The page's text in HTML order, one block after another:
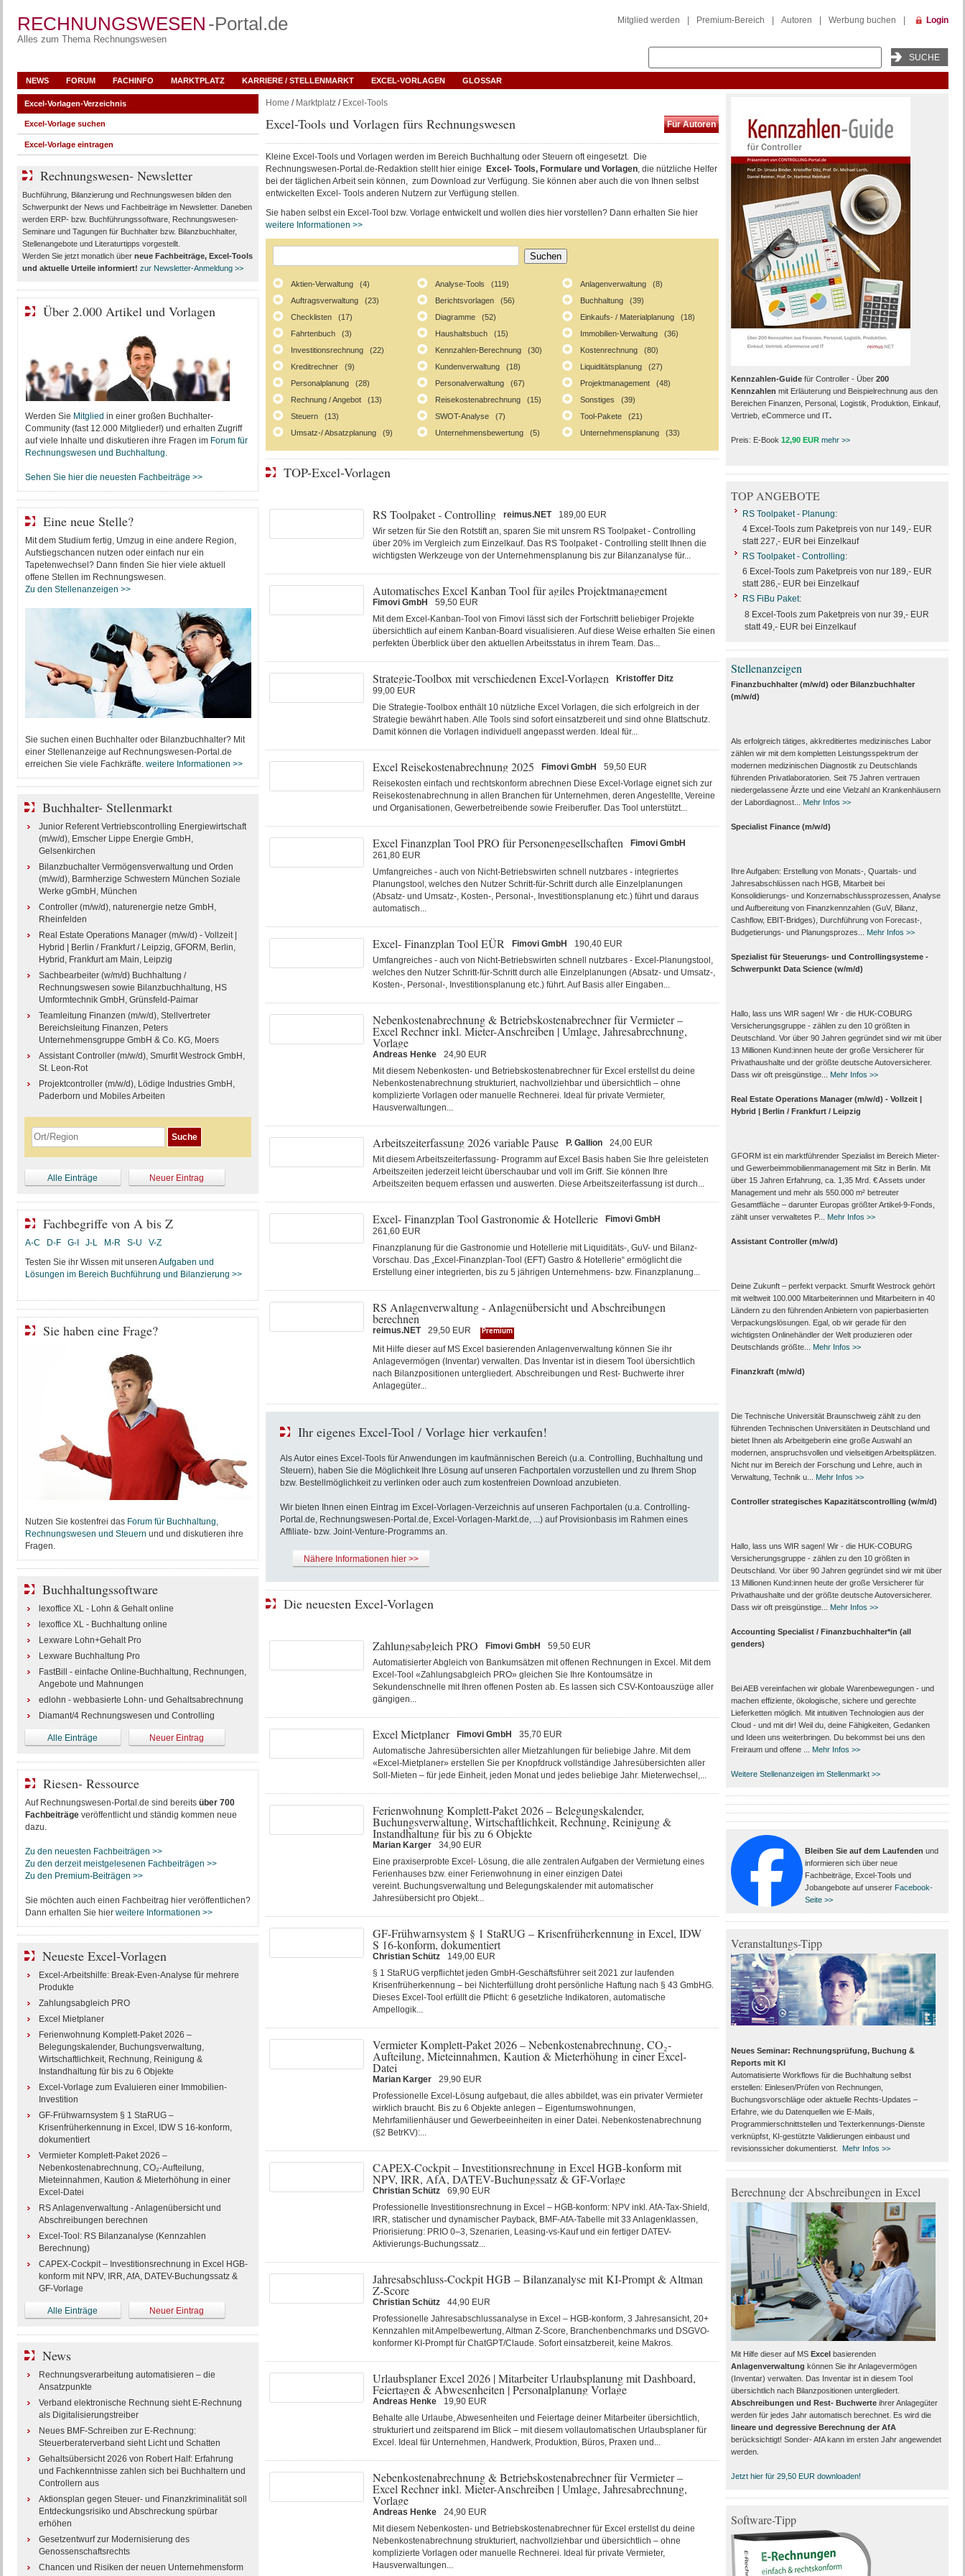
RECHNUNGSWESEN -Portal.de
Alles zum Thema Rechnungswesen
Mitglied werden Premium-Bereich Autoren Werbung buchen Login
NEWS FORUM FACHINFO MARKTPLATZ KARRIERE / STELLENMARKT EXCEL-VORLAGEN GLOSSAR
Home / Marktplatz/ Excel-Tools
Excel-Tools und Vorlagen fürs Rechnungswesen Für Autoren
Kleine Excel-Tools und Vorlagen werden im Bereich Buchhaltung oder Steuern oft eingesetzt. Die
Rechnungswesen-Portal.de-Redaktion stellt hier einige
Excel- Tools, Formulare und Vorlagen, die nützliche Helfer
bei der täglichen Arbeit sein können, zum Download zur Verfügung. Sie können aber auch die von Ihnen selbst
entwickelten Excel- Tools anderen Nutzern zur Verfügung stellen.
Sie haben selbst ein Excel-Tool bzw. Vorlage entwickelt und wollen dies hier vorstellen? Dann erhalten Sie hier
weitere Informationen >>
Aktien-Verwaltung (4) Analyse-Tools (119)
Anlagenverwaltung (8)
Auftragsverwaltung (23)
Berichtsvorlagen (56)
Buchhaltung (39)
Checklisten (17)
Diagramme (52)
Einkaufs- / Materialplanung (18)
Fahrtenbuch (3)
Haushaltsbuch (15)
Immobilien-Verwaltung (36)
Investitionsrechnung (22)
Kennzahlen-Berechnung (30)
Kostenrechnung (80)
Kreditrechner (9)
Kundenverwaltung (18)
Liquiditätsplanung (27)
Personalplanung (28)
Personalverwaltung (67)
Projektmanagement (48)
Rechnung / Angebot (13)
Reisekostenabrechnung (15)
Sonstiges (39)
Steuern (13)
SWOT-Analyse (7)
Tool-Pakete (21)
Umsatz-/ Absatzplanung (9)
Unternehmensbewertung (5) Unternehmensplanung (33)
TOP-Excel-Vorlagen
RS Toolpaket - Controlling reimus.NET
189,00 EUR
Wir setzen für Sie den Rotstift an, sparen Sie mit unsrem RS Toolpaket - Controlling
über 20% im Vergleich zum Einzelkauf. Das RS Toolpaket - Controlling stellt Ihnen die
wichtigsten Werkzeuge von der Unternehmensplanung bis zur Bilanzanalyse für...
Automatisches Excel Kanban Tool für agiles Projektmanagement
Fimovi GmbH
59,50 EUR
Mit dem Excel-Kanban-Tool von Fimovi lässt sich der Fortschritt beliebiger Projekte
übersichtlich auf einem Kanban-Board visualisieren. Auf diese Weise erhalten Sie einen
perfekten Überblick über den aktuellen Arbeitsstatus in ihrem Team. Das...
Strategie-Toolbox mit verschiedenen Excel-Vorlagen
Kristoffer Ditz
99,00 EUR
Die Strategie-Toolbox enthält 10 nützliche Excel Vorlagen, die sich erfolgreich in der
Strategie bewährt haben. Alle Tools sind sofort einsatzbereit und sind ohne Blattschutz.
Damit können die Vorlagen individuell angepasst werden. Ideal für...
Excel Reisekostenabrechnung 2025 Fimovi GmbH
59,50 EUR
Reisekosten einfach und rechtskonform abrechnen Diese Excel-Vorlage eignet sich zur
Reisekostenabrechnung in allen Branchen für Unternehmen, deren Angestellte, Vereine
und Organisationen, Gewerbetreibende sowie Freiberufler. Das Tool unterstützt...
Excel Finanzplan Tool PRO für Personengesellschaften
Fimovi GmbH
261,80 EUR
Umfangreiches - auch von Nicht-Betriebswirten schnell nutzbares - integriertes
Planungstool, welches den Nutzer Schritt-für-Schritt durch alle Einzelplanungen
(Absatz- und Umsatz-, Kosten-, Personal-, Investitionsplanung etc.) führt und daraus
automatisch...
Excel- Finanzplan Tool EÜR Fimovi GmbH
190,40 EUR
Umfangreiches - auch von Nicht-Betriebswirten schnell nutzbares - Excel-Planungstool,
welches den Nutzer Schritt-für-Schritt durch alle Einzelplanungen (Absatz- und Umsatz-,
Kosten-, Personal-, Investitionsplanung etc.) führt. Auf Basis aller Eingaben...
Nebenkostenabrechnung & Betriebskostenabrechner für Vermieter –
Excel Rechner inkl. Mieter-Anschreiben | Umlage, Jahresabrechnung,
Vorlage
Andreas Henke
24,90 EUR
Mit diesem Nebenkosten- und Betriebskostenabrechner für Excel erstellst du deine
Nebenkostenabrechnung strukturiert, nachvollziehbar und übersichtlich – ohne
komplizierte Vorlagen oder manuelle Rechnerei. Ideal für private Vermieter,
Hausverwaltungen...
Arbeitszeiterfassung 2026 variable Pause P. Gallion
24,00 EUR
Mit diesem Arbeitszeiterfassung- Programm auf Excel Basis haben Sie Ihre geleisteten
Arbeitszeiten jederzeit leicht überschaubar und voll im Griff. Sie können Ihre
Arbeitszeiten bequem erfassen und auswerten. Diese Arbeitszeiterfassung ist durch...
Excel- Finanzplan Tool Gastronomie & Hotellerie
Fimovi GmbH
261,60 EUR
Finanzplanung für die Gastronomie und Hotellerie mit Liquiditäts-, GuV- und Bilanz-
Vorschau. Das „Excel-Finanzplan-Tool (EFT) Gastro & Hotellerie“ ermöglicht die
Erstellung einer integrierten, bis zu 5 jährigen Unternehmens- bzw. Finanzplanung...
RS Anlagenverwaltung - Anlagenübersicht und Abschreibungen
berechnen
reimus.NET 29,50 EUR Premium
Mit Hilfe dieser auf MS Excel basierenden Anlagenverwaltung können Sie ihr
Anlagevermögen (Inventar) verwalten. Das Inventar ist in diesem Tool übersichtlich
nach Bilanzpositionen untergliedert. Abschreibungen und Rest- Buchwerte ihrer
Anlagegüter...
Ihr eigenes Excel-Tool / Vorlage hier verkaufen!
Als Autor eines Excel-Tools für Anwendungen im kaufmännischen Bereich (u.a. Controlling, Buchhaltung und
Steuern), haben Sie die Möglichkeit Ihre Lösung auf unseren Fachportalen vorzustellen und zu Ihrem Shop
bzw. Bestellmöglichkeit zu verlinken oder auch zum kostenfreien Download anzubieten.
Wir bieten Ihnen einen Eintrag im Excel-Vorlagen-Verzeichnis auf unseren Fachportalen (u.a. Controlling-
Portal.de, Rechnungswesen-Portal.de, Excel-Vorlagen-Markt.de, ...) auf Provisionbasis im Rahmen eines
Affiliate- bzw. Joint-Venture-Programms an.
Nähere Informationen hier >>
Die neuesten Excel-Vorlagen
Zahlungsabgleich PRO Fimovi GmbH
59,50 EUR
Automatisierter Abgleich von Bankumsätzen mit offenen Rechnungen in Excel. Mit dem
Excel-Tool «Zahlungsabgleich PRO» gleichen Sie Ihre Kontoumsätze in
Sekundenschnelle mit Ihren offenen Posten ab. Es lassen sich CSV-Kontoauszüge aller
gängigen...
Excel Mietplaner Fimovi GmbH
35,70 EUR
Automatische Jahresübersichten aller Mietzahlungen für beliebige Jahre. Mit dem
«Excel-Mietplaner» erstellen Sie per Knopfdruck vollständige Jahresübersichten aller
Soll-Mieten – für jede Einheit, jeden Monat und jedes beliebige Jahr. Mieterwechsel,...
Ferienwohnung Komplett-Paket 2026 – Belegungskalender,
Buchungsverwaltung, Wirtschaftlichkeit, Rechnung, Reinigung &
Instandhaltung für bis zu 6 Objekte
Marian Karger
34,90 EUR
Eine praxiserprobte Excel- Lösung, die alle zentralen Aufgaben der Vermietung eines
Ferienhauses bzw. einer Ferienwohnung in einer einzigen Datei
vereint. Buchungsverwaltung und Belegungskalender mit automatischer
Jahresübersicht pro Objekt...
GF-Frühwarnsystem § 1 StaRUG – Krisenfrüherkennung in Excel, IDW
S 16-konform, dokumentiert
Christian Schütz
149,00 EUR
§ 1 StaRUG verpflichtet jeden GmbH-Geschäftsführer seit 2021 zur laufenden
Krisenfrüherkennung – bei Nichterfüllung droht persönliche Haftung nach § 43 GmbHG.
Dieses Excel-Tool erfüllt die Pflicht: 6 gesetzliche Indikatoren, automatische
Ampellogik...
Vermieter Komplett-Paket 2026 – Nebenkostenabrechnung, CO₂-
Aufteilung, Mieteinnahmen, Kaution & Mieterhöhung in einer Excel-
Datei
Marian Karger
29,90 EUR
Professionelle Excel-Lösung aufgebaut, die alles abbildet, was ein privater Vermieter
wirklich braucht. Bis zu 6 Objekte anlegen – Eigentumswohnungen,
Mehrfamilienhäuser und Gewerbeeinheiten in einer Datei. Nebenkostenabrechnung
(§2 BetrKV):...
CAPEX-Cockpit – Investitionsrechnung in Excel HGB-konform mit
NPV, IRR, AfA, DATEV-Buchungssatz & GF-Vorlage
Christian Schütz
69,90 EUR
Professionelle Investitionsrechnung in Excel – HGB-konform: NPV inkl. AfA-Tax-Shield,
IRR, statischer und dynamischer Payback, BMF-AfA-Tabelle mit 33 Anlagenklassen,
Priorisierung: PRIO 0–3, Szenarien, Leasing-vs-Kauf und ein fertiger DATEV-
Aktivierungs-Buchungssatz...
Jahresabschluss-Cockpit HGB – Bilanzanalyse mit KI-Prompt & Altman
Z-Score
Christian Schütz
44,90 EUR
Professionelle Jahresabschlussanalyse in Excel – HGB-konform, 3 Jahresansicht, 20+
Kennzahlen mit Ampelbewertung, Altman Z-Score, Branchenbenchmarks und DSGVO-
konformer KI-Prompt für ChatGPT/Claude. Sofort einsatzbereit, keine Makros.
Urlaubsplaner Excel 2026 | Mitarbeiter Urlaubsplanung mit Dashboard,
Feiertagen & Abwesenheiten | Personalplanung Vorlage
Andreas Henke
19,90 EUR
Behalte alle Urlaube, Abwesenheiten und Feiertage deiner Mitarbeiter übersichtlich,
strukturiert und zeitsparend im Blick – mit diesem vollautomatischen Urlaubsplaner für
Excel. Ideal für Unternehmen, Handwerk, Produktion, Büros, Praxen und...
Nebenkostenabrechnung & Betriebskostenabrechner für Vermieter –
Excel Rechner inkl. Mieter-Anschreiben | Umlage, Jahresabrechnung,
Vorlage
Andreas Henke
24,90 EUR
Mit diesem Nebenkosten- und Betriebskostenabrechner für Excel erstellst du deine
Nebenkostenabrechnung strukturiert, nachvollziehbar und übersichtlich – ohne
komplizierte Vorlagen oder manuelle Rechnerei. Ideal für private Vermieter,
Hausverwaltungen...
Excel-Vorlagen-Verzeichnis
Excel-Vorlage suchen
Excel-Vorlage eintragen
Rechnungswesen- Newsletter
Buchführung, Bilanzierung und Rechnungswesen bilden den
Schwerpunkt der News und Fachbeiträge im Newsletter. Daneben
werden ERP- bzw. Buchführungssoftware, Rechnungswesen-
Seminare und Tagungen für Buchhalter bzw. Bilanzbuchhalter,
Stellenangebote und Literaturtipps vorgestellt.
Werden Sie jetzt monatlich über neue Fachbeiträge, Excel-Tools
und aktuelle Urteileinformiert! zur Newsletter-Anmeldung >>
Über 2.000 Artikel und Vorlagen
Werden Sie Mitglied in einer großen Buchhalter-
Community (fast 12.000 Mitglieder!) und erhalten Zugriff
auf viele Inhalte und diskutieren ihre Fragen im Forum für
Rechnungswesen und Buchhaltung.
Sehen Sie hier die neuesten Fachbeiträge >>
Eine neue Stelle?
Mit dem Studium fertig, Umzug in eine andere Region,
Aufstiegschancen nutzen oder einfach nur ein
Tapetenwechsel? Dann finden Sie hier viele aktuell
offene Stellen im Rechnungswesen.
Zu den Stellenanzeigen >>
Sie suchen einen Buchhalter oder Bilanzbuchhalter? Mit
einer Stellenanzeige auf Rechnungswesen-Portal.de
erreichen Sie viele Fachkräfte. weitere Informationen >>
Buchhalter- Stellenmarkt
Junior Referent Vertriebscontrolling Energiewirtschaft
(m/w/d), Emscher Lippe Energie GmbH,
Gelsenkirchen
Bilanzbuchalter Vermögensverwaltung und Orden
(m/w/d), Barmherzige Schwestern München Soziale
Werke gGmbH, München
Controller (m/w/d), naturenergie netze GmbH,
Rheinfelden
Real Estate Operations Manager (m/w/d) - Vollzeit |
Hybrid | Berlin / Frankfurt / Leipzig, GFORM, Berlin,
Hybrid, Frankfurt am Main, Leipzig
Sachbearbeiter (w/m/d) Buchhaltung /
Rechnungswesen sowie Bilanzbuchhaltung, HS
Umformtechnik GmbH, Grünsfeld-Paimar
Teamleitung Finanzen (m/w/d), Stellvertreter
Bereichsleitung Finanzen, Peters
Unternehmensgruppe GmbH & Co. KG, Moers
Assistant Controller (m/w/d), Smurfit Westrock GmbH,
St. Leon-Rot
Projektcontroller (m/w/d), Lödige Industries GmbH,
Paderborn und Mobiles Arbeiten
Alle Einträge Neuer Eintrag
Fachbegriffe von A bis Z
A-C D-F G-I J-L M-R S-U
V-Z
Testen Sie ihr Wissen mit unseren Aufgaben und
Lösungen im Bereich Buchführung und Bilanzierung >>
Sie haben eine Frage?
Nutzen Sie kostenfrei das Forum für Buchhaltung,
Rechnungswesen und Steuern und und diskutieren ihre
Fragen.
Buchhaltungssoftware
lexoffice XL - Lohn & Gehalt online
lexoffice XL - Buchhaltung online
Lexware Lohn+Gehalt Pro
Lexware Buchhaltung Pro
FastBill - einfache Online-Buchhaltung, Rechnungen,
Angebote und Mahnungen
edlohn - webbasierte Lohn- und Gehaltsabrechnung
Diamant/4 Rechnungswesen und Controlling
Alle Einträge Neuer Eintrag
Riesen- Ressource
Auf Rechnungswesen-Portal.de sind bereits über 700
Fachbeiträgeveröffentlicht und ständig kommen neue
dazu.
Zu den neuesten Fachbeiträgen >>
Zu den derzeit meistgelesenen Fachbeiträgen >>
Zu den Premium-Beiträgen >>
Sie möchten auch einen Fachbeitrag hier veröffentlichen?
Dann erhalten Sie hier weitere Informationen >>
Neueste Excel-Vorlagen
Excel-Arbeitshilfe: Break-Even-Analyse für mehrere
Produkte
Zahlungsabgleich PRO
Excel Mietplaner
Ferienwohnung Komplett-Paket 2026 –
Belegungskalender, Buchungsverwaltung,
Wirtschaftlichkeit, Rechnung, Reinigung &
Instandhaltung für bis zu 6 Objekte
Excel-Vorlage zum Evaluieren einer Immobilien-
Investition
GF-Frühwarnsystem § 1 StaRUG –
Krisenfrüherkennung in Excel, IDW S 16-konform,
dokumentiert
Vermieter Komplett-Paket 2026 –
Nebenkostenabrechnung, CO₂-Aufteilung,
Mieteinnahmen, Kaution & Mieterhöhung in einer
Excel-Datei
RS Anlagenverwaltung - Anlagenübersicht und
Abschreibungen berechnen
Excel-Tool: RS Bilanzanalyse (Kennzahlen
Berechnung)
CAPEX-Cockpit – Investitionsrechnung in Excel HGB-
konform mit NPV, IRR, AfA, DATEV-Buchungssatz &
GF-Vorlage
Alle Einträge Neuer Eintrag
News
Rechnungsverarbeitung automatisieren – die
Ansatzpunkte
Verband elektronische Rechnung sieht E-Rechnung
als Digitalisierungstreiber
Neues BMF-Schreiben zur E-Rechnung:
Steuerberaterverband sieht Licht und Schatten
Gehaltsübersicht 2026 von Robert Half: Erfahrung
und Fachkenntnisse zahlen sich bei Buchhaltern und
Controllern aus
Aktionsplan gegen Steuer- und Finanzkriminalität soll
Entdeckungsrisiko und Abschreckung spürbar
erhöhen
Gesetzentwurf zur Modernisierung des
Genossenschaftsrechts
Chancen und Risiken der neuen Unternehmensform
Kennzahlen-Guidefür Controller - Über 200
Kennzahlen mit Erläuterung und Beispielrechnung aus den
Bereichen Finanzen, Personal, Logistik, Produktion, Einkauf,
Vertrieb, eCommerce und IT.
Preis: E-Book 12,90 EUR mehr >>
TOP ANGEBOTE
RS Toolpaket - Planung:
4 Excel-Tools zum Paketpreis von nur 149,- EUR
statt 227,- EUR bei Einzelkauf
RS Toolpaket - Controlling:
6 Excel-Tools zum Paketpreis von nur 189,- EUR
statt 286,- EUR bei Einzelkauf
RS FiBu Paket:
8 Excel-Tools zum Paketpreis von nur 39,- EUR
statt 49,- EUR bei Einzelkauf
Stellenanzeigen
Finanzbuchhalter (m/w/d) oder Bilanzbuchhalter
(m/w/d)
Als erfolgreich tätiges, akkreditiertes medizinisches Labor
zählen wir mit dem kompletten Leistungs­spektrum der
modernen medizinischen Diagnostik zu Deutschlands
führenden Privat­laboratorien. Seit 75 Jahren vertrauen
nieder­gelassene Ärzte und eine Vielzahl an Kranken­häusern
der Labor­diagnost...
Mehr Infos >>
Specialist Finance (m/w/d)
Ihre Aufgaben: Erstellung von Monats‑, Quartals‑ und
Jahresabschlüssen nach HGB, Mitarbeit bei
Konsolidierungs‑ und Konzernabschlussprozessen, Analyse
und Aufbereitung von Finanzkennzahlen (GuV, Bilanz,
Cashflow, EBIT-Bridges), Durchführung von Forecast‑,
Budgetierungs‑ und Planungsprozes...
Mehr Infos >>
Spezialist für Steuerungs- und Controllingsysteme -
Schwerpunkt Data Science (w/m/d)
Hallo, lass uns WIR sagen! Wir - die HUK-COBURG
Versicherungsgruppe - zählen zu den 10 größten in
Deutschland. Vor über 90 Jahren gegründet sind wir mit über
13 Millionen Kund:innen heute der große Versicherer für
Privathaushalte und der größte deutsche Autoversicherer.
Dass wir oft preisgünstige...
Mehr Infos >>
Real Estate Operations Manager (m/w/d) - Vollzeit |
Hybrid | Berlin / Frankfurt / Leipzig
GFORM ist ein marktführender Spezialist im Bereich Mieter-
und Gewerbeimmobilienmanagement mit Sitz in Berlin. Mit
über 15 Jahren Erfahrung, ca. 1,35 Mrd. € Assets under
Management und mehr als 550.000 m² betreuter
Gesamtfläche – darunter Europas größter Artikel-9-Fonds,
zählt unser verwaltetes P...
Mehr Infos >>
Assistant Controller (m/w/d)
Deine Zukunft – perfekt verpackt. Smurfit Westrock gehört
mit weltweit 100.000 Mitarbeiter­innen und Mitarbeitern in 40
Ländern zu den führenden Anbietern von papier­basierten
Verpackungs­lösungen. Egal, ob wir gerade für den
wichtigsten Onlinehändler der Welt produzieren oder
Deutschlands größte...
Mehr Infos >>
Finanzkraft (m/w/d)
Die Technische Universität Braunschweig zählt zu den
führenden Technischen Universitäten in Deutschland und
bietet Ihnen als Arbeit­geberin eine große Auswahl an
modernen, anspruchsvollen und vielseitigen Arbeits­plätzen.
Nicht nur im Bereich der Forschung und Lehre, auch in
Verwaltung, Technik u...
Mehr Infos >>
Controller strategisches Kapazitätscontrolling (w/m/d)
Hallo, lass uns WIR sagen! Wir - die HUK-COBURG
Versicherungsgruppe - zählen zu den 10 größten in
Deutschland. Vor über 90 Jahren gegründet sind wir mit über
13 Millionen Kund:innen heute der große Versicherer für
Privathaushalte und der größte deutsche Autoversicherer.
Dass wir oft preisgünstige...
Mehr Infos >>
Accounting Specialist / Finanzbuchhalter*in (all
genders)
Bei AEB vereinfachen wir globale Warenbewegungen - und
machen effiziente, ökologische, sichere und gerechte
Lieferketten möglich. Mit intuitiven Technologien aus der
Cloud - und mit dir! Weil du, deine Fähigkeiten, Gedanken
und Ideen uns weiterbringen. Du bekommst bei uns den
Freiraum und offene ...
Mehr Infos >>
Weitere Stellenanzeigen im Stellenmarkt >>
Bleiben Sie auf dem Laufenden und
informieren sich über neue
Fachbeiträge, Excel-Tools und
Jobangebote auf unserer Facebook-
Seite >>
Veranstaltungs-Tipp
Neues Seminar: Rechnungsprüfung, Buchung &
Reports mit KI
Automatisierte Workflows für die Buchhaltung selbst
erstellen: Einlesen/Prüfen von Rechnungen,
Buchungsvorschläge oder aktuelle Rechts-Updates –
Erfahre, wie du Datenquellen wie E-Mails,
Programmierschnittstellen und Texterkennungs-Dienste
verknüpfst, KI-gestützte Validierungen einbaust und
revisionssicher dokumentierst.
Mehr Infos >>
Berechnung der Abschreibungen in Excel
Mit Hilfe dieser auf MS Excelbasierenden
Anlagenverwaltung können Sie ihr Anlagevermögen
(Inventar) verwalten. Das Inventar ist in diesem Tool
übersichtlich nach Bilanzpositionen untergliedert.
Abschreibungen und Rest- Buchwerteihrer Anlagegüter
werden für jedes Jahr automatisch berechnet. Es wird die
lineare und degressive Berechnung der AfA
berücksichtigt! Sonder- AfA kann im ersten Jahr angewendet
werden.
Jetzt hier für 29,50 EUR downloaden!
Software-Tipp